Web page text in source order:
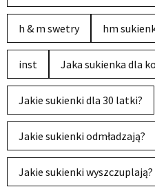
h & m swetry hm
inst Jaka sukienka dla
Jakie sukienki dla 30 latki?
Jakie sukienki odmładzają?
Jakie sukienki wyszczuplają?